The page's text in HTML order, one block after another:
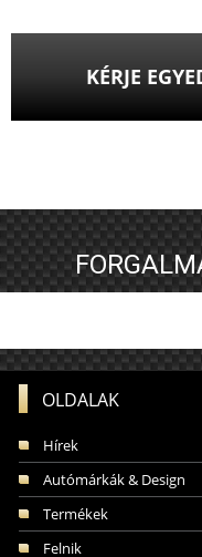
KÉRJE
OLDALAK
Hírek
Autómárkák & Design
Termékek
Felnik